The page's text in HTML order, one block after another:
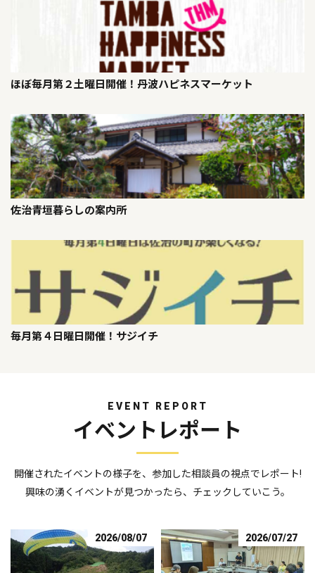
ほぼ毎月第２土曜日開催！丹波ハピネスマーケット
佐治青垣暮らしの案内所
毎月第４日曜日開催！サジイチ
EVENT REPORT
イベントレポート
開催されたイベントの様子を、参加した相談員の視点でレポート!
興味の湧くイベントが見つかったら、チェックしていこう。
2026/08/07 2026/07/27